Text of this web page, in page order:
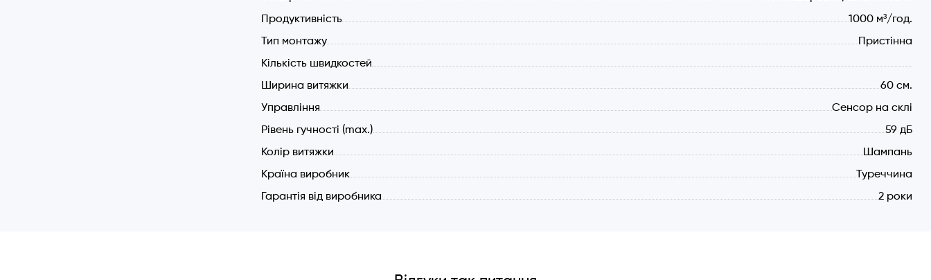
Продуктивність
1000 м³/год.
Тип монтажу
Пристінна
Кількість швидкостей
Ширина витяжки
60 см.
Управління
Сенсор на склі
Рівень гучності (max.)
59 дБ
Колір витяжки
Шампань
Країна виробник
Туреччина
Гарантія від виробника
2 роки